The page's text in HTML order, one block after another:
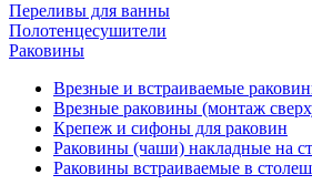
Переливы для ванны
Полотенцесушители
Раковины
Врезные и встраиваемые
Врезные раковины (монтаж
Крепеж и сифоны для раковин
Раковины (чаши) накладные на
Раковины встраиваемые в